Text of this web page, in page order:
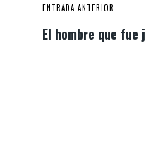
ENTRADA ANTERIOR
El hombre que